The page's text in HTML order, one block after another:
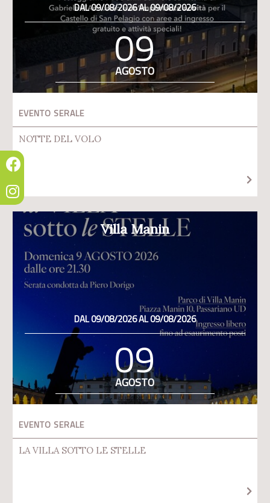
DAL 09/08/2026 AL 09/08/2026
09
AGOSTO
EVENTO SERALE
NOTTE DEL VOLO
Villa Manin
DAL 09/08/2026 AL 09/08/2026
09
AGOSTO
EVENTO SERALE
LA VILLA SOTTO LE STELLE